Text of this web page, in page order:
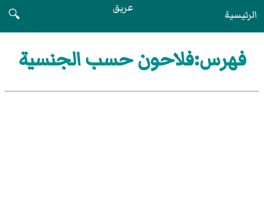
الرئيسية عريق
🔍
فهرس:فلاحون حسب الجنسية